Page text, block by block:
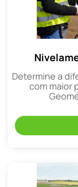
Determine a
com maior